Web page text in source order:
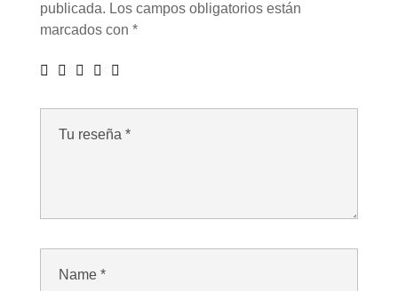
publicada. Los campos obligatorios están
marcados con *